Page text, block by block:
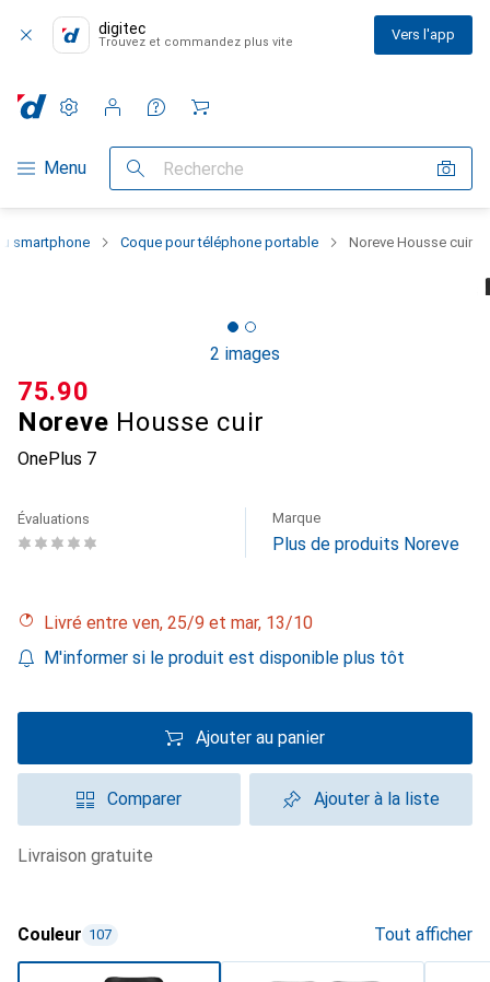
digitec
Trouvez et commandez plus vite Vers l'app
Navigation par catégorie
Menu Recherche
Paramètres
Compte client
Listes de comparaison
Listes d'envies
Panier
smartphone Coque pour téléphone portable Noreve Housse cuir
2 images
Noreve Housse cuir
OnePlus 7
CHF
75.90
Évaluations Marque
Plus de produits Noreve
Livré entre ven, 25/9 et mar, 13/10
M'informer si le produit est disponible plus tôt
Ajouter au panier
Comparer Ajouter à la liste
livraison gratuite
Couleur 107 Tout afficher